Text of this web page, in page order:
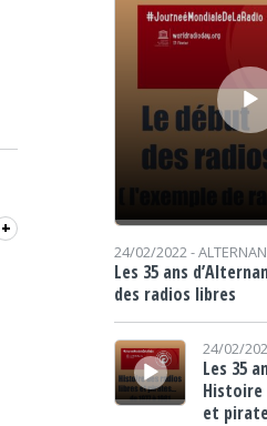
+
24/02/2022 -
Les 35 ans
des radios libres
Lecteur audio
24/02/
Les 35
Histoire
et